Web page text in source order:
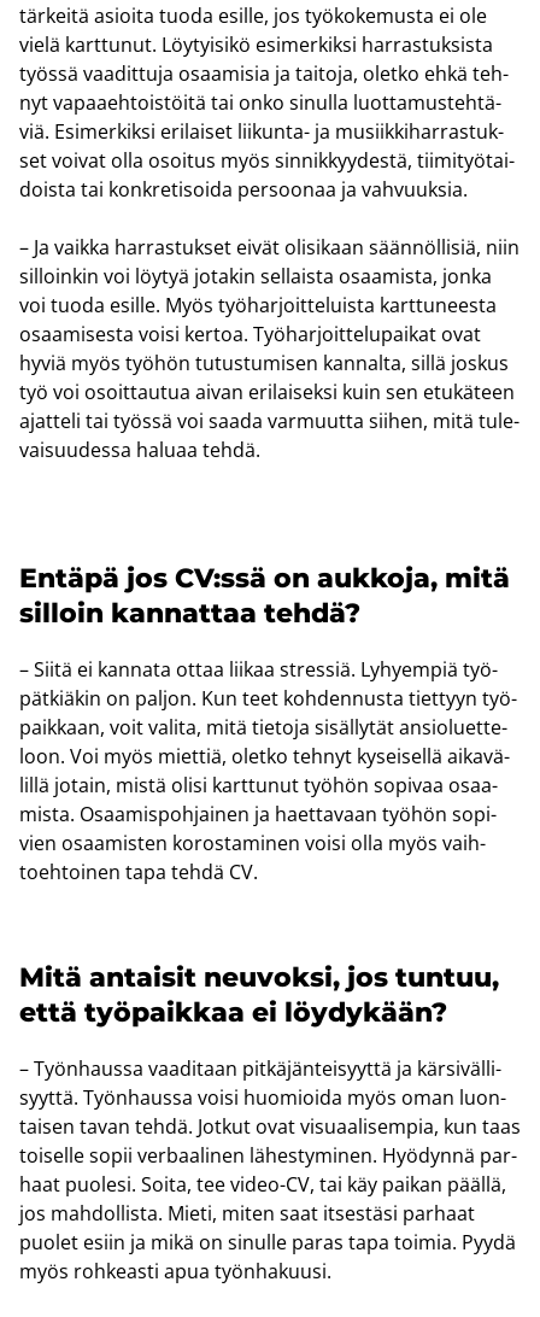
tär­kei­tä asioi­ta tuoda esil­le, jos työ­ko­ke­mus­ta ei ole
vielä kart­tu­nut. Löy­tyi­si­kö esi­mer­kik­si har­ras­tuk­sis­ta
työs­sä vaa­dit­tu­ja osaa­mi­sia ja tai­to­ja, olet­ko ehkä teh­
nyt va­paa­eh­tois­töi­tä tai onko si­nul­la luot­ta­mus­teh­tä­
viä. Esi­mer­kik­si eri­lai­set liikunta-​ ja musiik­ki­har­ras­tuk­
set voi­vat olla osoi­tus myös sin­nik­kyy­des­tä, tii­mi­työ­tai­
dois­ta tai kon­kre­ti­soi­da per­soo­naa ja vah­vuuk­sia.
– Ja vaik­ka har­ras­tuk­set eivät oli­si­kaan sään­nöl­li­siä, niin
sil­loin­kin voi löy­tyä jo­ta­kin sel­lais­ta osaa­mis­ta, jonka
voi tuoda esil­le. Myös työ­har­joit­te­luis­ta kart­tu­nees­ta
osaa­mi­ses­ta voisi ker­toa. Työ­har­joit­te­lu­pai­kat ovat
hyviä myös työ­hön tu­tus­tu­mi­sen kan­nal­ta, sillä jos­kus
työ voi osoit­tau­tua aivan eri­lai­sek­si kuin sen etu­kä­teen
ajat­te­li tai työs­sä voi saada var­muut­ta sii­hen, mitä tu­le­
vai­suu­des­sa ha­lu­aa tehdä.
En­tä­pä jos CV:ssä on auk­ko­ja, mitä
sil­loin kan­nat­taa tehdä?
– Siitä ei kan­na­ta ottaa lii­kaa stres­siä. Ly­hyem­piä työ­
pät­kiä­kin on pal­jon. Kun teet koh­den­nus­ta tiet­tyyn työ­
paik­kaan, voit va­li­ta, mitä tie­to­ja si­säl­ly­tät an­sio­luet­te­
loon. Voi myös miet­tiä, olet­ko teh­nyt ky­sei­sel­lä ai­ka­vä­
lil­lä jo­tain, mistä olisi kart­tu­nut työ­hön so­pi­vaa osaa­
mis­ta. Osaa­mis­poh­jai­nen ja haet­ta­vaan työ­hön so­pi­
vien osaa­mis­ten ko­ros­ta­mi­nen voisi olla myös vaih­
toeh­toi­nen tapa tehdä CV.
Mitä an­tai­sit neu­vok­si, jos tun­tuu,
että työ­paik­kaa ei löy­dy­kään?
– Työn­haus­sa vaa­di­taan pit­kä­jän­tei­syyt­tä ja kär­si­väl­li­
syyt­tä. Työn­haus­sa voisi huo­mioi­da myös oman luon­
tai­sen tavan tehdä. Jot­kut ovat vi­su­aa­li­sem­pia, kun taas
toi­sel­le sopii ver­baa­li­nen lä­hes­ty­mi­nen. Hyö­dyn­nä par­
haat puo­le­si. Soita, tee video-​CV, tai käy pai­kan pääl­lä,
jos mah­dol­lis­ta. Mieti, miten saat it­ses­tä­si par­haat
puo­let esiin ja mikä on si­nul­le paras tapa toi­mia. Pyydä
myös roh­keas­ti apua työn­ha­kuusi.